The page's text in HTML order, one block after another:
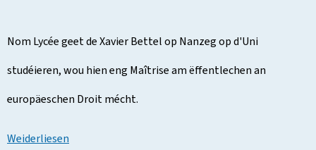
Nom Lycée geet de Xavier Bettel op Nanzeg op d'Uni
studéieren, wou hien eng Maîtrise am ëffentlechen an
europäeschen Droit mécht.
Weiderliesen